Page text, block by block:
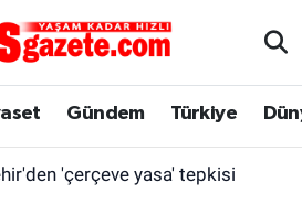
Gündem Türkiye
'çerçeve yasa' tepkisi
Eczaneler